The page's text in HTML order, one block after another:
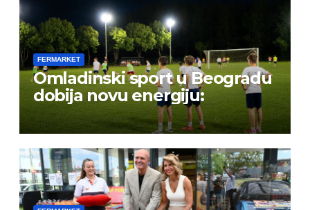
FERMARKET
Omladinski sport u Beogradu
dobija novu energiju: